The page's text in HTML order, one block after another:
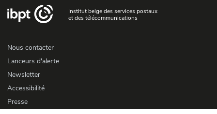
Institut belge des services postaux
et des télécommunications
Nous contacter
Lanceurs d'alerte
Newsletter
Accessibilité
Presse